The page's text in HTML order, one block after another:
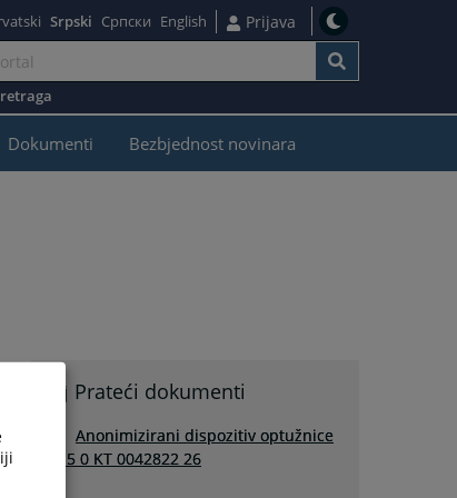
Srpski Српски English Prijava
Dokumenti Bezbjednost novinara
Prateći dokumenti
Anonimizirani dispozitiv optužnice
T15 0 KT 0042822 26